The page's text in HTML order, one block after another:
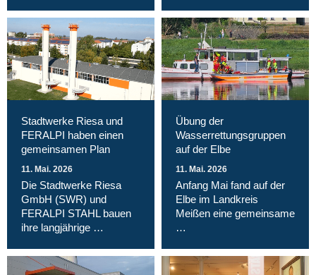
Stadtwerke Riesa und
FERALPI haben einen
gemeinsamen Plan
11. Mai. 2026
Die Stadtwerke Riesa
GmbH (SWR) und
FERALPI STAHL bauen
ihre langjährige …
Übung der
Wasserrettungsgruppen
auf der Elbe
11. Mai. 2026
Anfang Mai fand auf der
Elbe im Landkreis
Meißen eine gemeinsame
…